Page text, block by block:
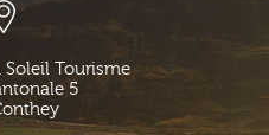
Soleil Tourisme
5